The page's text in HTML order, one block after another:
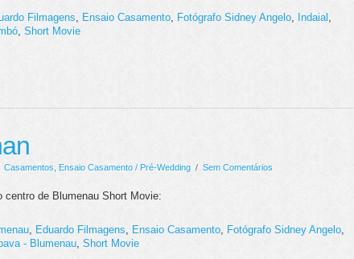
Filmagens, Ensaio Casamento, Fotógrafo Sidney Angelo, Indaial ,
, Short Movie
Casamentos Ensaio Casamento / Pré-Wedding / Sem Comentários
centro de Blumenau Short Movie:
, Eduardo Filmagens, Ensaio Casamento, Fotógrafo Sidney Angelo,
- Blumenau, Short Movie